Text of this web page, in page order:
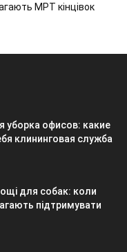
МРТ кінцівок
уборка офисов: какие
клининговая служба
для собак: коли
підтримувати